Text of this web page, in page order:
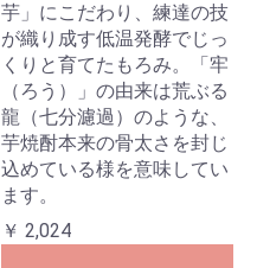
芋」にこだわり、練達の技
が織り成す低温発酵でじっ
くりと育てたもろみ。「牢
（ろう）」の由来は荒ぶる
龍（七分濾過）のような、
芋焼酎本来の骨太さを封じ
込めている様を意味してい
ます。
￥ 2,024